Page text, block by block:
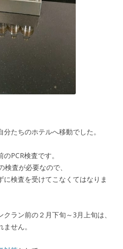
たちのホテルへ移動でした。
PCR検査です。
査が必要なので、
検査を受けてこなくてはなりま
ラン前の２月下旬～3月上旬は、
せん。